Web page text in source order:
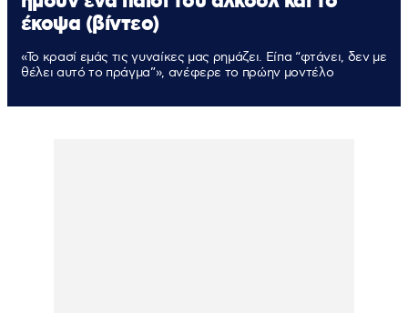
έκοψα (βίντεο)
«Το κρασί εμάς τις γυναίκες μας ρημάζει. Είπα “φτάνει, δεν με
θέλει αυτό το πράγμα”», ανέφερε το πρώην μοντέλο